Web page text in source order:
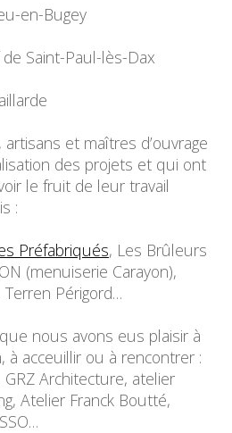
en-Bugey
Saint-Paul-lès-Dax
et maîtres d’ouvrage
des projets et qui ont
le fruit de leur travail
:
Préfabriqués, Les Brûleurs
(menuiserie Carayon),
Périgord…
nous avons eus plaisir à
acceuillir ou à rencontrer :
Architecture, atelier
Atelier Franck Boutté,